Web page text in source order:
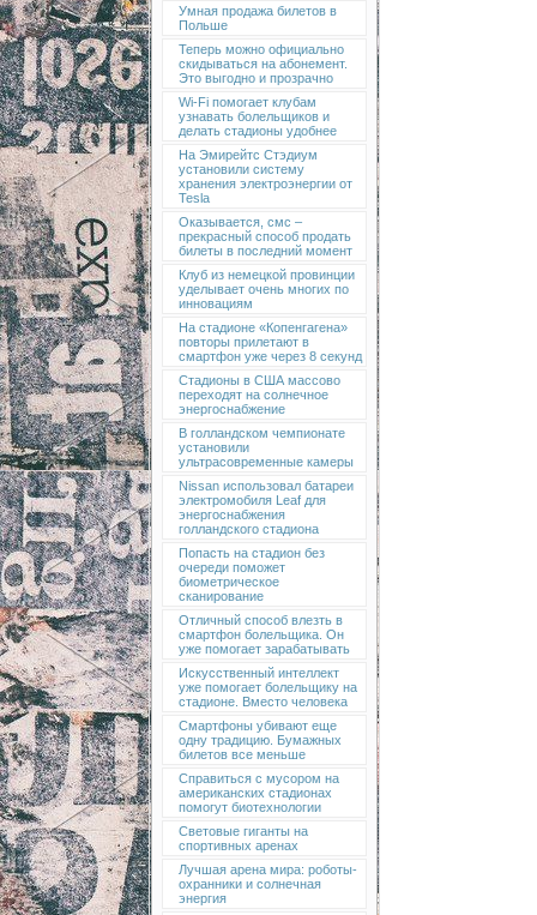
Умная продажа билетов в
Польше
Теперь можно официально
скидываться на абонемент.
Это выгодно и прозрачно
Wi-Fi помогает клубам
узнавать болельщиков и
делать стадионы удобнее
На Эмирейтс Стэдиум
установили систему
хранения электроэнергии от
Tesla
Оказывается, смс –
прекрасный способ продать
билеты в последний момент
Клуб из немецкой провинции
уделывает очень многих по
инновациям
На стадионе «Копенгагена»
повторы прилетают в
смартфон уже через 8 секунд
Стадионы в США массово
переходят на солнечное
энергоснабжение
В голландском чемпионате
установили
ультрасовременные камеры
Nissan использовал батареи
электромобиля Leaf для
энергоснабжения
голландского стадиона
Попасть на стадион без
очереди поможет
биометрическое
сканирование
Отличный способ влезть в
смартфон болельщика. Он
уже помогает зарабатывать
Искусственный интеллект
уже помогает болельщику на
стадионе. Вместо человека
Смартфоны убивают еще
одну традицию. Бумажных
билетов все меньше
Справиться с мусором на
американских стадионах
помогут биотехнологии
Световые гиганты на
спортивных аренах
Лучшая арена мира: роботы-
охранники и солнечная
энергия